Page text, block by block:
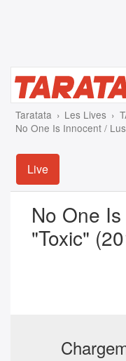
Taratata Les Lives
No One Is Innocent /
Live
No One
"Toxic"